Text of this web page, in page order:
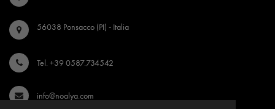
56038 Ponsacco (PI) - Italia
Tel. +39 0587.734542
info@noalya.com